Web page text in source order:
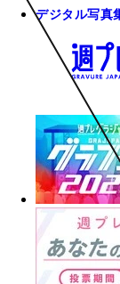
デジタル写真